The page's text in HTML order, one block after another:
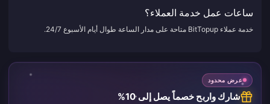
ساعات عمل خدمة العملاء؟
خدمة عملاء BitTopup متاحة على مدار الساعة طوال أيام الأسبوع 24/7.
عرض محدود
شارك واربح خصماً يصل إلى 10%